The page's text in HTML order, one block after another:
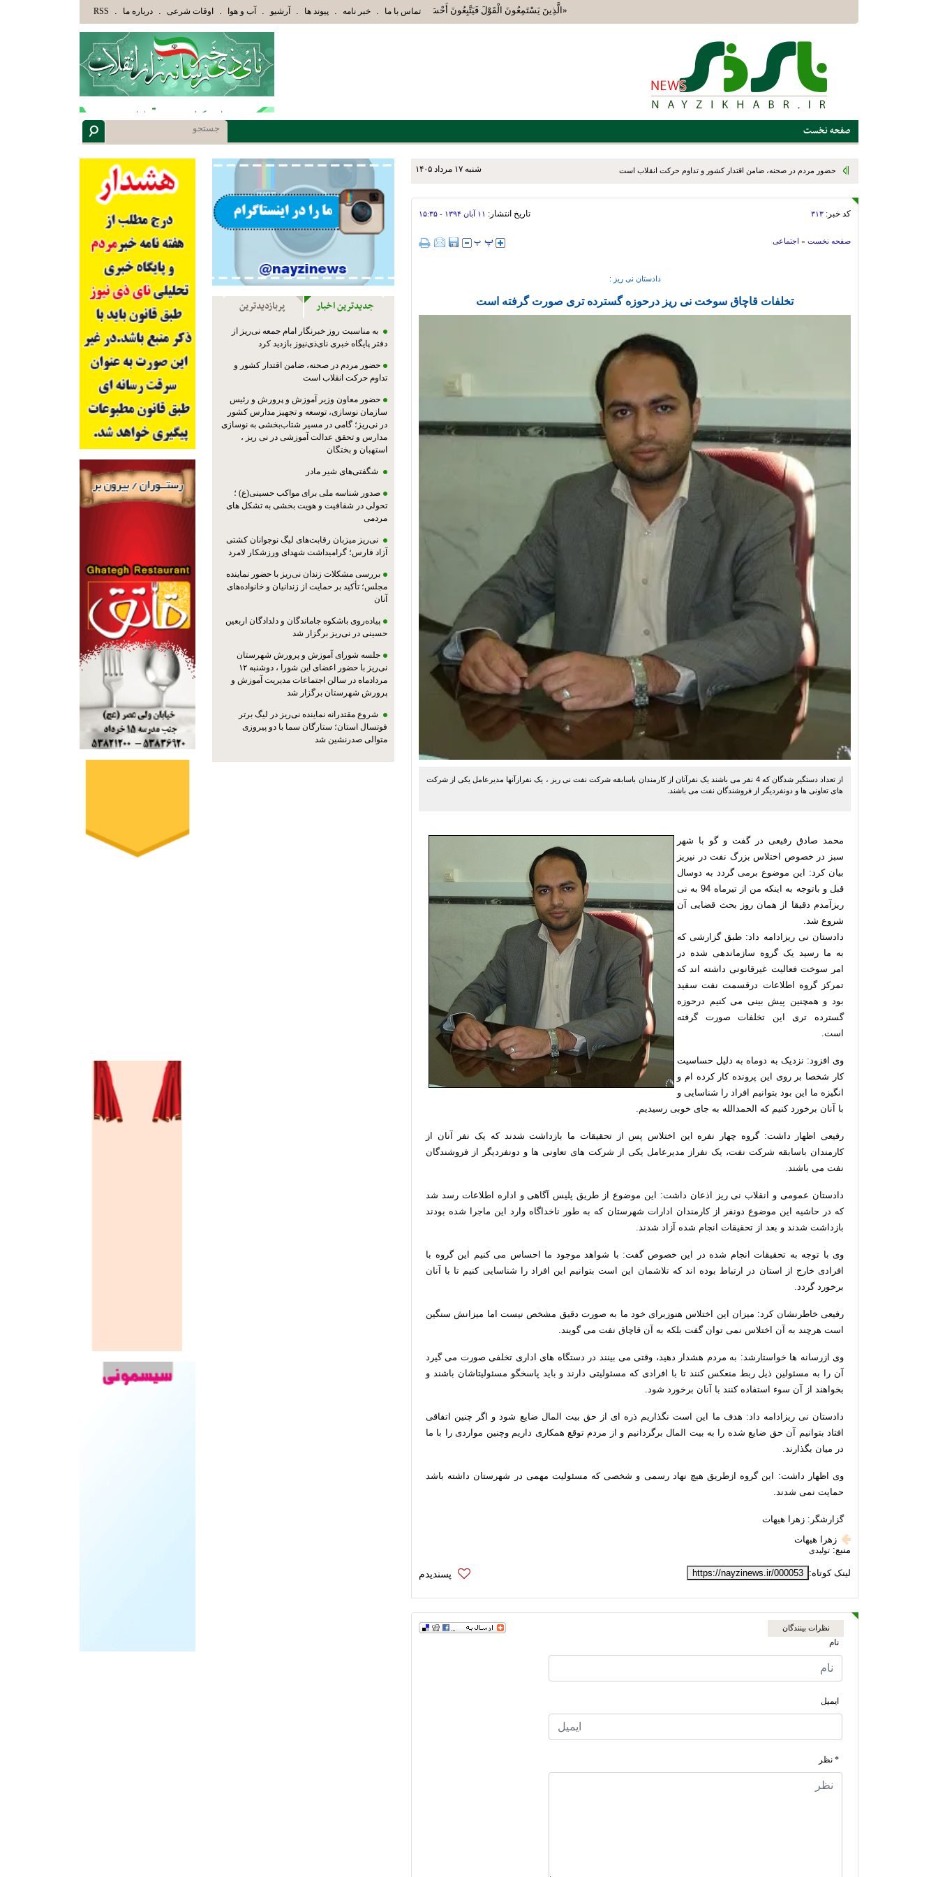
«الَّذِينَ يَسْتَمِعُونَ الْقَوْلَ فَيَتَّبِعُونَ أَحْسَنَهُ أُوْلَئِكَ الَّذِينَ هَدَاهُمُ اللَّهُ وَأُوْلَئِكَ هُمْ أُوْلُوا الْأَلْبَابِ» عاقلان هدایت یافته،حرفها را میشنوند و سپس بهترین را انتخاب
تماس با ما . خبر نامه . پیوند ها . آرشیو . آب و هوا . اوقات شرعی . درباره ما .
RSS
صفحه نخست
شنبه ۱۷ مرداد ۱۴۰۵
کد خبر: ۳۱۳ تاریخ انتشار: ۱۱ آبان ۱۳۹۴ - ۱۵:۳۵
صفحه نخست » اجتماعی
دادستان نی ریز :
تخلفات قاچاق سوخت نی ریز درحوزه گسترده تری صورت گرفته است
از تعداد دستگیر شدگان که 4 نفر می باشند یک نفرآنان از کارمندان باسابقه شرکت نفت نی ریز ، یک نفرازآنها مدیرعامل یکی از شرکت
های تعاونی ها و دونفردیگر از فروشندگان نفت می باشند.
محمد صادق رفیعی در گفت و گو با شهر
سبز در خصوص اختلاس بزرگ نفت در نیریز
بیان کرد: این موضوع برمی گردد به دوسال
قبل و باتوجه به اینکه من از تیرماه 94 به نی
ریزآمدم دقیقا از همان روز بحث قضایی آن
شروع شد.
دادستان نی ریزادامه داد: طبق گزارشی که
به ما رسید یک گروه سازماندهی شده در
امر سوخت فعالیت غیرقانونی داشته اند که
تمرکز گروه اطلاعات درقسمت نفت سفید
بود و همچنین پیش بینی می کنیم درحوزه
گسترده تری این تخلفات صورت گرفته
است.
وی افزود: نزدیک به دوماه به دلیل حساسیت
کار شخصا بر روی این پرونده کار کرده ام و
انگیزه ما این بود بتوانیم افراد را شناسایی و
با آنان برخورد کنیم که الحمدالله به جای خوبی رسیدیم.
رفیعی اظهار داشت: گروه چهار نفره این اختلاس پس از تحقیقات ما بازداشت شدند که یک نفر آنان از
کارمندان باسابقه شرکت نفت، یک نفراز مدیرعامل یکی از شرکت های تعاونی ها و دونفردیگر از فروشندگان
نفت می باشند.
دادستان عمومی و انقلاب نی ریز اذعان داشت: این موضوع از طریق پلیس آگاهی و اداره اطلاعات رسد شد
که در حاشیه این موضوع دونفر از کارمندان ادارات شهرستان که به طور ناخداگاه وارد این ماجرا شده بودند
بازداشت شدند و بعد از تحقیقات انجام شده آزاد شدند.
وی با توجه به تحقیقات انجام شده در این خصوص گفت: با شواهد موجود ما احساس می کنیم این گروه با
افرادی خارج از استان در ارتباط بوده اند که تلاشمان این است بتوانیم این افراد را شناسایی کنیم تا با آنان
برخورد گردد.
رفیعی خاطرنشان کرد: میزان این اختلاس هنوزبرای خود ما به صورت دقیق مشخص نیست اما میزانش سنگین
است هرچند به آن اختلاس نمی توان گفت بلکه به آن قاچاق نفت می گویند.
وی ازرسانه ها خواستارشد: به مردم هشدار دهید، وقتی می بینند در دستگاه های اداری تخلفی صورت می گیرد
آن را به مسئولین ذیل ربط منعکس کنند تا با افرادی که مسئولیتی دارند و باید پاسخگو مسئولیتاشان باشند و
بخواهند از آن سوء استفاده کنند با آنان برخورد شود.
دادستان نی ریزادامه داد: هدف ما این است نگذاریم ذره ای از حق بیت المال ضایع شود و اگر چنین اتفاقی
افتاد بتوانیم آن حق ضایع شده را به بیت المال برگردانیم و از مردم توقع همکاری داریم وچنین مواردی را با ما
در میان بگذارند.
وی اظهار داشت: این گروه ازطریق هیچ نهاد رسمی و شخصی که مسئولیت مهمی در شهرستان داشته باشد
حمایت نمی شدند.
گزارشگر: زهرا هیهات
زهرا هیهات
منبع: تولیدی
لینک کوتاه: https://nayzinews.ir/000053
نظرات بینندگان
نام
ایمیل
* نظر
جدیدترین اخبار پربازدیدترین
به مناسبت روز خبرنگار امام جمعه نی‌ریز از
دفتر پایگاه خبری نای‌ذی‌نیوز بازدید کرد
حضور مردم در صحنه، ضامن اقتدار کشور و
تداوم حرکت انقلاب است
حضور معاون وزیر آموزش و پرورش و رئیس
سازمان نوسازی، توسعه و تجهیز مدارس کشور
در نی‌ریز؛ گامی در مسیر شتاب‌بخشی به نوسازی
مدارس و تحقق عدالت آموزشی در نی ریز ،
استهبان و بختگان
شگفتی‌های شیر مادر
صدور شناسه ملی برای مواکب حسینی(ع) ؛
تحولی در شفافیت و هویت بخشی به تشکل های
مردمی
نی‌ریز میزبان رقابت‌های لیگ نوجوانان کشتی
آزاد فارس؛ گرامیداشت شهدای ورزشکار لامرد
بررسی مشکلات زندان نی‌ریز با حضور نماینده
مجلس؛ تأکید بر حمایت از زندانیان و خانواده‌های
آنان
پیاده‌روی باشکوه جاماندگان و دلدادگان اربعین
حسینی در نی‌ریز برگزار شد
جلسه شورای آموزش و پرورش شهرستان
نی‌ریز با حضور اعضای این شورا ، دوشنبه ۱۲
مردادماه در سالن اجتماعات مدیریت آموزش و
پرورش شهرستان برگزار شد
شروع مقتدرانه نماینده نی‌ریز در لیگ برتر
فوتسال استان؛ ستارگان سما با دو پیروزی
متوالی صدرنشین شد